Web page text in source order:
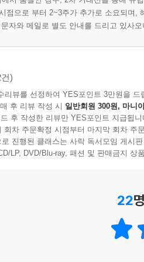
점으로 부터 2~3주가 추가로 소요되며,
자와 메일로 별도 안내를 드리고 있사
)
리뷰를 선정하여 YES포인트 3만원을 드
후 리뷰 작성 시 일반회원 300원, 마니
후 작성한 리뷰만 YES포인트 지급됩니
회차 주문확정 시점부터 마지막 회차 주
진행된 클래스는 사락 독서모임 게시
LP, DVD/Blu-ray, 패션 및 판매금지 상
22